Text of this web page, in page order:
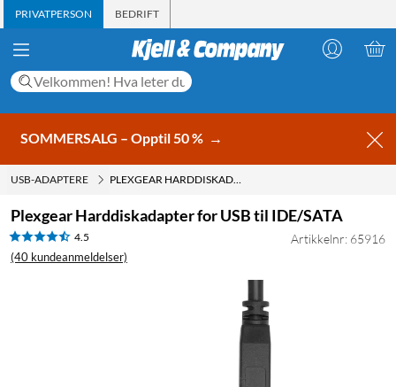
PRIVATPERSON BEDRIFT
SOMMERSALG – Opptil 50 % →
USB-ADAPTERE PLEXGEAR HARDDISKADAPTER FOR USB TIL IDE/SATA
Plexgear Harddiskadapter for USB til IDE/SATA
4.5
(40 kundeanmeldelser)
Artikkelnr: 65916